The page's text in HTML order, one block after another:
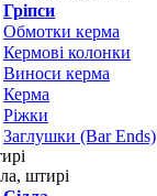
Гріпси
Обмотки керма
Кермові колонки
Виноси керма
Керма
Ріжки
Заглушки (Bar Ends)
штирі